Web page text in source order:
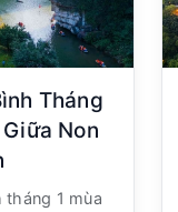
Tháng
Giữa Non
tháng 1 mùa